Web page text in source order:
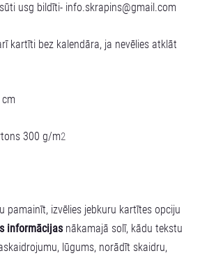
usg bildīti- info.skrapins@gmail.com
kartīti bez kalendāra, ja nevēlies atklāt
300 g/m2
pamainīt, izvēlies jebkuru kartītes opciju
informācijasnākamajā solī, kādu tekstu
lūgums, norādīt skaidru,